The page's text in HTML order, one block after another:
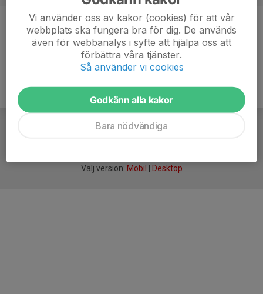
Ålder 8 år
Välj version: Mobil Desktop
Vi använder oss av kakor (cookies) för att vår
webbplats ska fungera bra för dig. De används
även för webbanalys i syfte att hjälpa oss att
förbättra våra tjänster.
Så använder vi cookies
Godkänn alla kakor
Bara nödvändiga